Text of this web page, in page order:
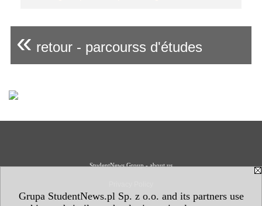
Grupa StudentNews.pl Sp. z o.o. and its partners use
« retour - parcourss d'études
StudentNews Group - about us